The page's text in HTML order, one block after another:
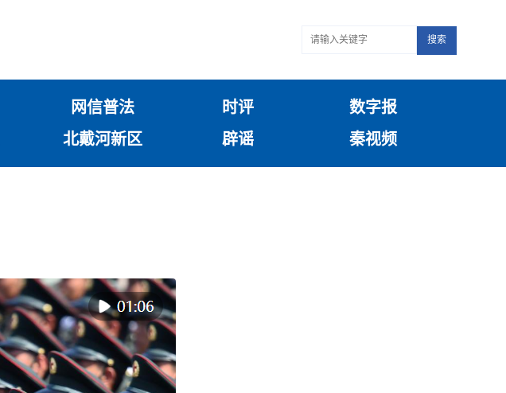
搜索
网信普法 时评
数字报
北戴河新区 辟谣 秦视频